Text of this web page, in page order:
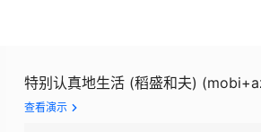
特别认真地生活 (稻盛和夫)
查看演示